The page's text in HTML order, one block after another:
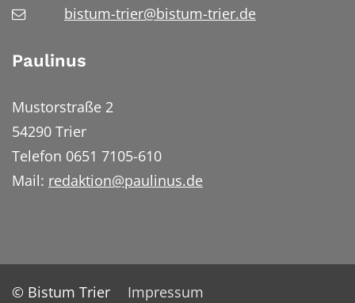
bistum-trier@bistum-trier.de
Paulinus
Mustorstraße 2
54290 Trier
Telefon 0651 7105-610
Mail: redaktion@paulinus.de
© Bistum Trier
Impressum